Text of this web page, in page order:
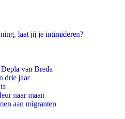
laat jij je intimideren?
van Breda
drie jaar
naar maan
aan migranten